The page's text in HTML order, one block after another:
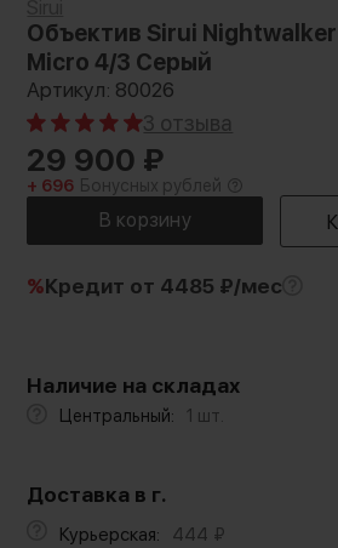
Объектив Sirui
Micro 4/3 Серый
Артикул: 80026
3 отзыва
29 900 ₽
+ 696 Бонусных рублей
%Кредит от 4485 ₽/мес
Наличие на складах
Центральный: 1 шт.
Доставка в г.
Курьерская: 444 ₽